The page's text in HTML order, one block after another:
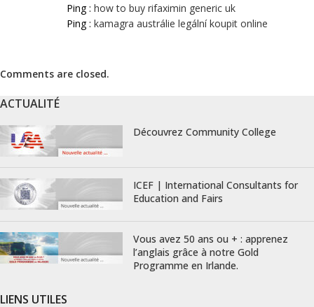
Ping : how to buy rifaximin generic uk
Ping : kamagra austrálie legální koupit online
Comments are closed.
ACTUALITÉ
Découvrez Community College
ICEF | International Consultants for
Education and Fairs
Vous avez 50 ans ou + : apprenez
l’anglais grâce à notre Gold
Programme en Irlande.
LIENS UTILES